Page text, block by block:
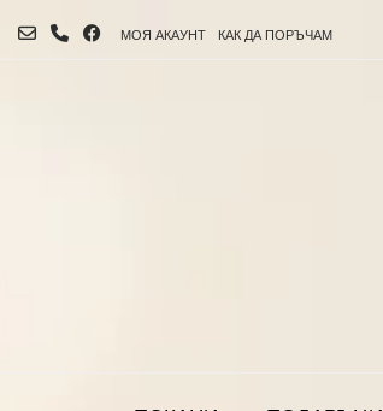
МОЯ АКАУНТ КАК ДА ПОРЪЧАМ